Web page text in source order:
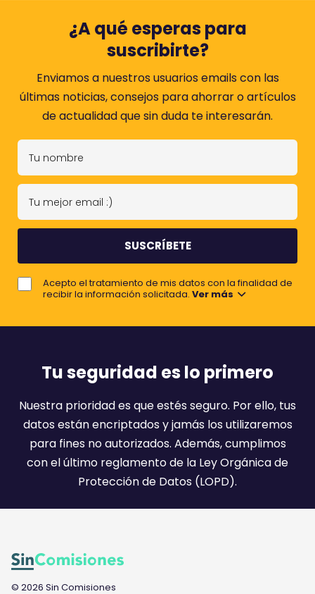
¿A qué esperas para
suscribirte?
Enviamos a nuestros usuarios emails con las
últimas noticias, consejos para ahorrar o artículos
de actualidad que sin duda te interesarán.
T
n
m
r
e
T
m
j
o
e
Acepto el tratamiento de mis datos con la finalidad de
recibir la información solicitada. Ver más
Tu seguridad es lo primero
Nuestra prioridad es que estés seguro. Por ello, tus
datos están encriptados y jamás los utilizaremos
para fines no autorizados. Además, cumplimos
con el último reglamento de la Ley Orgánica de
Protección de Datos (LOPD).
© 2026 Sin Comisiones